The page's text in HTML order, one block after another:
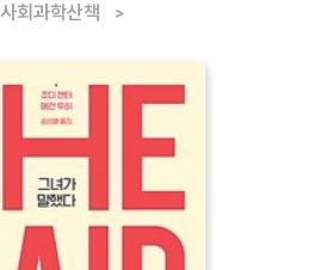
사회과학산책